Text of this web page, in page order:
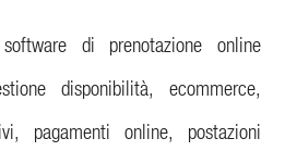
di prenotazione online
disponibilità, ecommerce,
pagamenti online, postazioni